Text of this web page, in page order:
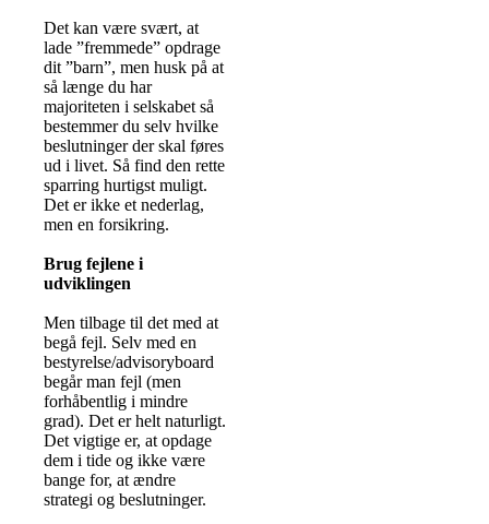
Det kan være svært, at
lade ”fremmede” opdrage
dit ”barn”, men husk på at
så længe du har
majoriteten i selskabet så
bestemmer du selv hvilke
beslutninger der skal føres
ud i livet. Så find den rette
sparring hurtigst muligt.
Det er ikke et nederlag,
men en forsikring.
Brug fejlene i
udviklingen
Men tilbage til det med at
begå fejl. Selv med en
bestyrelse/advisoryboard
begår man fejl (men
forhåbentlig i mindre
grad). Det er helt naturligt.
Det vigtige er, at opdage
dem i tide og ikke være
bange for, at ændre
strategi og beslutninger.